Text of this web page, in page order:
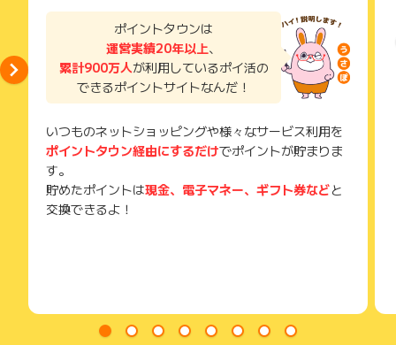
了などのメールは、ポイント獲得するまで必ず保管してくださ
獲得待ち・獲得失敗の状態でお問い合わせされる際に、該当の
メールを送っていただく場合がございます。
そのため、紛失・破棄された場合は対応いたしかねますので、
ご注意ください。
(※) SafariやChromeなどwebサイトを表示するアプリのこと
ポイントタウンは
運営実績20年以上、
累計900万人が利用しているポイ活の
できるポイントサイトなんだ！
いつものネットショッピングや様々なサービス利用を
ポイントタウン経由にするだけでポイントが貯まりま
す。
貯めたポイントは現金、電子マネー、ギフト券などと
交換できるよ！